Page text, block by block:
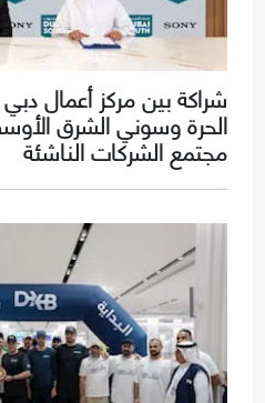
شراكة بين مركز أعمال
الحرة وسوني الشرق
مجتمع الشركات الناشئة